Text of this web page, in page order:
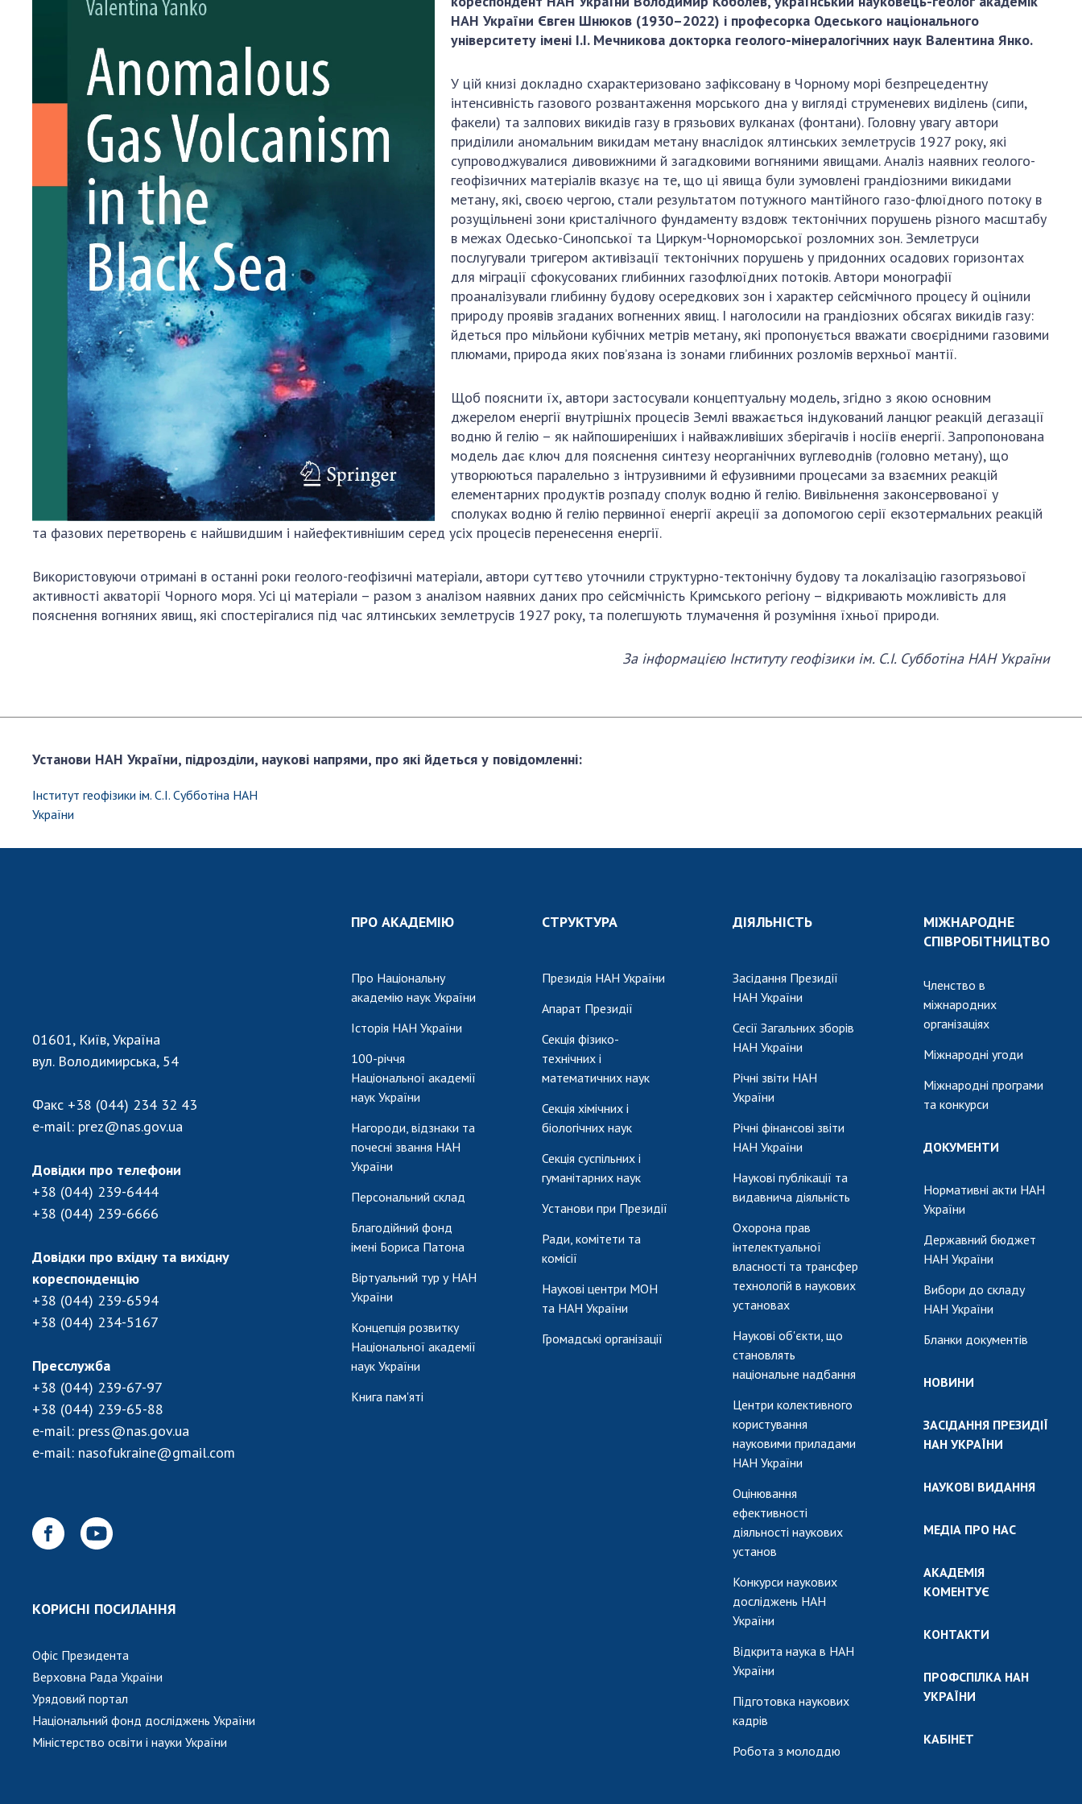
імені Бориса Патона
Віртуальний тур у
НАН України
Концепція розвитку
Національної
академії наук
Книга пам'яті
наук
Установи при
Ради, комітети
та комісії
Наукові центри
МОН та НАН
України
Громадські
організації
Наукові об'єкти, що становлять
національне надбання
Центри колективного
приладами НАН України
Оцінювання ефективності
діяльності наукових установ
Конкурси наукових досліджень
НАН України
Відкрита наука в НАН України
Підготовка наукових кадрів
Робота з молоддю
НАН України
Державний
бюджет НАН
Вибори до складу
НАН України
Бланки документів
НОВИНИ
ЗАСІДАННЯ
ПРЕЗИДІЇ НАН
УКРАЇНИ
НАУКОВІ
ВИДАННЯ
МЕДІА ПРО НАС
АКАДЕМІЯ
КОНТАКТИ
ПРОФСПІЛКА НАН
УКРАЇНИ
КАБІНЕТ
НАН України Євген Шнюков (1930–2022) і професорка Одеського національного
університету імені І.І. Мечникова докторка геолого-мінералогічних наук Валентина Янко.
У цій книзі докладно схарактеризовано зафіксовану в Чорному морі безпрецедентну
інтенсивність газового розвантаження морського дна у вигляді струменевих виділень (сипи,
факели) та залпових викидів газу в грязьових вулканах (фонтани). Головну увагу автори
приділили аномальним викидам метану внаслідок ялтинських землетрусів 1927 року, які
супроводжувалися дивовижними й загадковими вогняними явищами. Аналіз наявних геолого-
геофізичних матеріалів вказує на те, що ці явища були зумовлені грандіозними викидами
метану, які, своєю чергою, стали результатом потужного мантійного газо-флюїдного потоку в
розущільнені зони кристалічного фундаменту вздовж тектонічних порушень різного масштабу
в межах Одесько-Синопської та Циркум-Чорноморської розломних зон. Землетруси
послугували тригером активізації тектонічних порушень у придонних осадових горизонтах
для міграції сфокусованих глибинних газофлюїдних потоків. Автори монографії
проаналізували глибинну будову осередкових зон і характер сейсмічного процесу й оцінили
природу проявів згаданих вогненних явищ. І наголосили на грандіозних обсягах викидів газу:
йдеться про мільйони кубічних метрів метану, які пропонується вважати своєрідними газовими
плюмами, природа яких пов’язана із зонами глибинних розломів верхньої мантії.
Щоб пояснити їх, автори застосували концептуальну модель, згідно з якою основним
джерелом енергії внутрішніх процесів Землі вважається індукований ланцюг реакцій дегазації
водню й гелію – як найпоширеніших і найважливіших зберігачів і носіїв енергії. Запропонована
модель дає ключ для пояснення синтезу неорганічних вуглеводнів (головно метану), що
утворюються паралельно з інтрузивними й ефузивними процесами за взаємних реакцій
елементарних продуктів розпаду сполук водню й гелію. Вивільнення законсервованої у
сполуках водню й гелію первинної енергії акреції за допомогою серії екзотермальних реакцій
та фазових перетворень є найшвидшим і найефективнішим серед усіх процесів перенесення енергії.
Використовуючи отримані в останні роки геолого-геофізичні матеріали, автори суттєво уточнили структурно-тектонічну будову та локалізацію газогрязьової
активності акваторії Чорного моря. Усі ці матеріали – разом з аналізом наявних даних про сейсмічність Кримського регіону – відкривають можливість для
пояснення вогняних явищ, які спостерігалися під час ялтинських землетрусів 1927 року, та полегшують тлумачення й розуміння їхньої природи.
За інформацією Інституту геофізики ім. С.І. Субботіна НАН України
Установи НАН України, підрозділи, наукові напрями, про які йдеться у повідомленні:
Інститут геофізики ім. С.І. Субботіна НАН
України
01601, Київ, Україна
вул. Володимирська, 54
Факс +38 (044) 234 32 43
e-mail: prez@nas.gov.ua
Довідки про телефони
+38 (044) 239-6444
+38 (044) 239-6666
Довідки про вхідну та вихідну
кореспонденцію
+38 (044) 239-6594
+38 (044) 234-5167
Пресслужба
+38 (044) 239-67-97
+38 (044) 239-65-88
e-mail: press@nas.gov.ua
e-mail: nasofukraine@gmail.com
КОРИСНІ ПОСИЛАННЯ
Офіс Президента
Верховна Рада України
Урядовий портал
Національний фонд досліджень України
Міністерство освіти і науки України
ПРО АКАДЕМІЮ
Про Національну
академію наук України
Історія НАН України
100-річчя
Національної академії
наук України
Нагороди, відзнаки та
почесні звання НАН
України
Персональний склад
Благодійний фонд
імені Бориса Патона
Віртуальний тур у НАН
України
Концепція розвитку
Національної академії
наук України
Книга пам'яті
СТРУКТУРА
Президія НАН України
Апарат Президії
Секція фізико-
технічних і
математичних наук
Секція хімічних і
біологічних наук
Секція суспільних і
гуманітарних наук
Установи при Президії
Ради, комітети та
комісії
Наукові центри МОН
та НАН України
Громадські організації
ДІЯЛЬНІСТЬ
Засідання Президії
НАН України
Сесії Загальних зборів
НАН України
Річні звіти НАН
України
Річні фінансові звіти
НАН України
Наукові публікації та
видавнича діяльність
Охорона прав
інтелектуальної
власності та трансфер
технологій в наукових
установах
Наукові об'єкти, що
становлять
національне надбання
Центри колективного
користування
науковими приладами
НАН України
Оцінювання
ефективності
діяльності наукових
установ
Конкурси наукових
досліджень НАН
України
Відкрита наука в НАН
України
Підготовка наукових
кадрів
Робота з молоддю
МІЖНАРОДНЕ
СПІВРОБІТНИЦТВО
Членство в
міжнародних
організаціях
Міжнародні угоди
Міжнародні програми
та конкурси
ДОКУМЕНТИ
Нормативні акти НАН
України
Державний бюджет
НАН України
Вибори до складу
НАН України
Бланки документів
НОВИНИ
ЗАСІДАННЯ ПРЕЗИДІЇ
НАН УКРАЇНИ
НАУКОВІ ВИДАННЯ
МЕДІА ПРО НАС
АКАДЕМІЯ
КОМЕНТУЄ
КОНТАКТИ
ПРОФСПІЛКА НАН
УКРАЇНИ
КАБІНЕТ